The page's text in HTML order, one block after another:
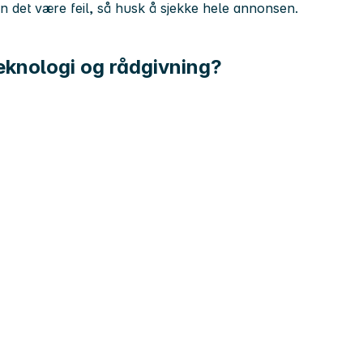
og rådgivning?
det være feil, så husk å sjekke hele annonsen.